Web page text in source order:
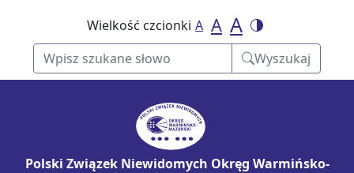
Wielkość czcionki A A A
Wyszukaj
Polski Związek Niewidomych Okręg Warmińsko-